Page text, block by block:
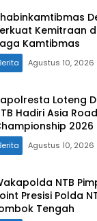
Kemitraan
Kamtibmas
Agustus 10, 2026
Loteng
Hadiri Asia
Agustus 10, 2026
NTB
Presisi Polda
Tengah